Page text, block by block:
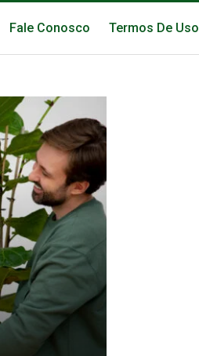
Fale Conosco Termos De Uso